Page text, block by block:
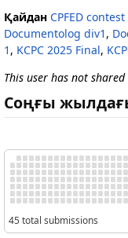
Қайдан CPFED
Documentolog div1 ,
1 , KCPC 2025 Final,
This user has not
Соңғы
45 total submissions